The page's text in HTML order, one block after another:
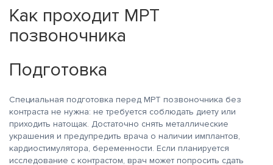
Как проходит МРТ
позвоночника
Подготовка
Специальная подготовка перед МРТ позвоночника без
контраста не нужна: не требуется соблюдать диету или
приходить натощак. Достаточно снять металлические
украшения и предупредить врача о наличии имплантов,
кардиостимулятора, беременности. Если планируется
исследование с контрастом, врач может попросить сдать